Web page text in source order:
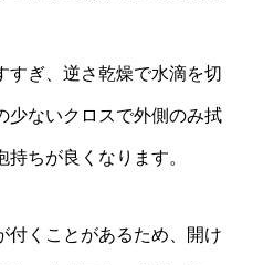
すぎ、逆さ乾燥で水滴を切
少ないクロスで外側のみ拭
ちが良くなります。
付くことがあるため、開け